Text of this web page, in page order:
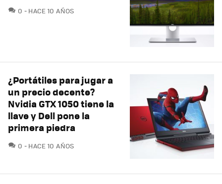
0 COMENTARIOS
HACE 10 AÑOS
¿Portátiles para jugar a
un precio decente?
Nvidia GTX 1050 tiene la
llave y Dell pone la
primera piedra
0 COMENTARIOS
HACE 10 AÑOS